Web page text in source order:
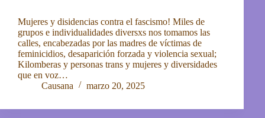
Mujeres y disidencias contra el fascismo! Miles de
grupos e individualidades diversxs nos tomamos las
calles, encabezadas por las madres de víctimas de
feminicidios, desaparición forzada y violencia sexual;
Kilomberas y personas trans y mujeres y diversidades
que en voz…
Causana
marzo 20, 2025